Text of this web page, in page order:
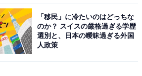
トは原文ママです
のものです。最新の内容をご確認
「移民」に冷たいのはどっちな
のか？ スイスの厳格過ぎる学歴
選別と、日本の曖昧過ぎる外国
人政策